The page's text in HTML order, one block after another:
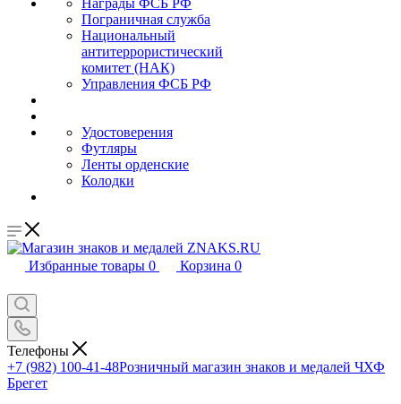
Награды ФСБ РФ
Пограничная служба
Национальный
антитеррористический
комитет (НАК)
Управления ФСБ РФ
Удостоверения
Футляры
Ленты орденские
Колодки
Избранные товары 0 Корзина 0
Телефоны
+7 (982) 100-41-48Розничный магазин знаков и медалей ЧХФ
Брегет